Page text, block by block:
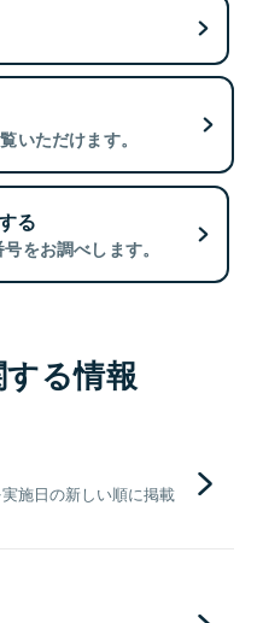
いただけます。
る
をお調べします。
る情報
施日の新しい順に掲載